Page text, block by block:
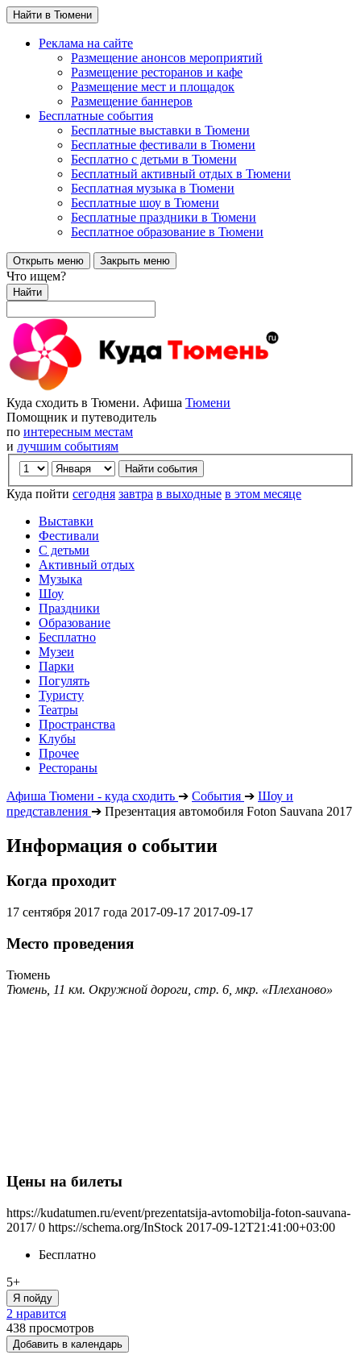
Найти в Тюмени
Реклама на сайте
Размещение анонсов мероприятий
Размещение ресторанов и кафе
Размещение мест и площадок
Размещение баннеров
Бесплатные события
Бесплатные выставки в Тюмени
Бесплатные фестивали в Тюмени
Бесплатно с детьми в Тюмени
Бесплатный активный отдых в Тюмени
Бесплатная музыка в Тюмени
Бесплатные шоу в Тюмени
Бесплатные праздники в Тюмени
Бесплатное образование в Тюмени
Открыть меню Закрыть меню
Что ищем?
Найти
Куда сходить в Тюмени. Афиша Тюмени
Помощник и путеводитель
по интересным местам
и лучшим событиям
Куда пойти сегодня завтра в выходные в этом месяце
Выставки
Фестивали
С детьми
Активный отдых
Музыка
Шоу
Праздники
Образование
Бесплатно
Музеи
Парки
Погулять
Туристу
Театры
Пространства
Клубы
Прочее
Рестораны
Афиша Тюмени - куда сходить ➔ События ➔ Шоу и
представления ➔ Презентация автомобиля Foton Sauvana 2017
Информация о событии
Когда проходит
17 сентября 2017 года 2017-09-17 2017-09-17
Место проведения
Тюмень
Тюмень, 11 км. Окружной дороги, стр. 6, мкр. «Плеханово»
Цены на билеты
https://kudatumen.ru/event/prezentatsija-avtomobilja-foton-sauvana-
2017/ 0 https://schema.org/InStock 2017-09-12T21:41:00+03:00
Бесплатно
5+
Я пойду
2 нравится
438 просмотров
Добавить в календарь